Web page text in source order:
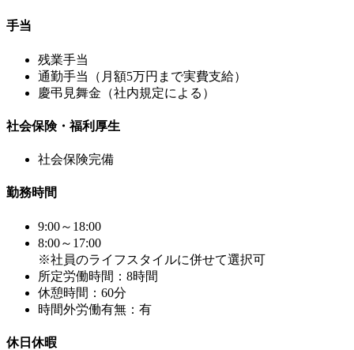
手当
残業手当
通勤手当（月額5万円まで実費支給）
慶弔見舞金（社内規定による）
社会保険・福利厚生
社会保険完備
勤務時間
9:00～18:00
8:00～17:00
※社員のライフスタイルに併せて選択可
所定労働時間：8時間
休憩時間：60分
時間外労働有無：有
休日休暇